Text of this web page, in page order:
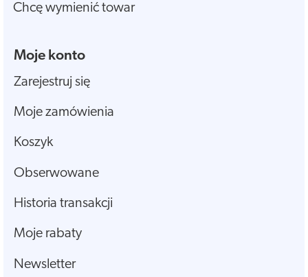
Chcę wymienić towar
Moje konto
Zarejestruj się
Moje zamówienia
Koszyk
Obserwowane
Historia transakcji
Moje rabaty
Newsletter